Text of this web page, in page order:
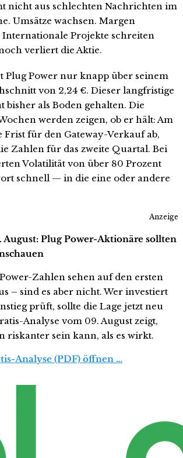
nicht aus schlechten Nachrichten im
Umsätze wachsen. Margen
Internationale Projekte schreiten
verliert die Aktie.
Plug Power nur knapp über seinem
von 2,24 €. Dieser langfristige
bisher als Boden gehalten. Die
werden zeigen, ob er hält: Am
Frist für den Gateway-Verkauf ab,
Zahlen für das zweite Quartal. Bei
Volatilität von über 80 Prozent
schnell — in die eine oder andere
Anzeige
August: Plug Power-Aktionäre sollten
Zahlen sehen auf den ersten
– sind es aber nicht. Wer investiert
prüft, sollte die Lage jetzt neu
Analyse vom 09. August zeigt,
riskanter sein kann, als es wirkt.
Analyse (PDF) öffnen …